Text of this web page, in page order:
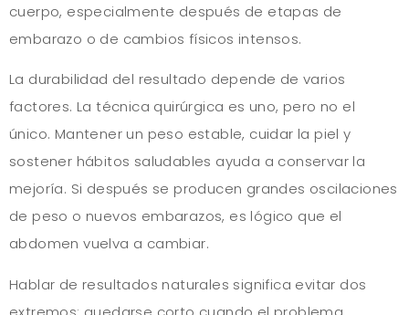
cuerpo, especialmente después de etapas de
embarazo o de cambios físicos intensos.
La durabilidad del resultado depende de varios
factores. La técnica quirúrgica es uno, pero no el
único. Mantener un peso estable, cuidar la piel y
sostener hábitos saludables ayuda a conservar la
mejoría. Si después se producen grandes oscilaciones
de peso o nuevos embarazos, es lógico que el
abdomen vuelva a cambiar.
Hablar de resultados naturales significa evitar dos